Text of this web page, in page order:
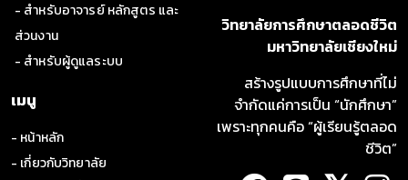
- สำหรับอาจารย์ หลักสูตร และ
ส่วนงาน
- สำหรับผู้ดูแลระบบ
เมนู
- หน้าหลัก
- เกี่ยวกับวิทยาลัย
วิทยาลัยการศึกษาตลอดชีวิต
มหาวิทยาลัยเชียงใหม่
สร้างรูปแบบการศึกษาที่ไม่
จำกัดแค่การเป็น “นักศึกษา”
เพราะทุกคนคือ “ผู้เรียนรู้ตลอด
ชีวิต”